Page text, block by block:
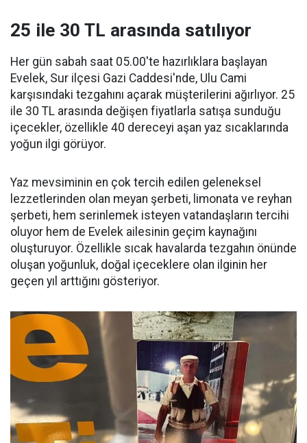
25 ile 30 TL arasında satılıyor
Her gün sabah saat 05.00'te hazırlıklara başlayan
Evelek, Sur ilçesi Gazi Caddesi'nde, Ulu Cami
karşısındaki tezgahını açarak müşterilerini ağırlıyor. 25
ile 30 TL arasında değişen fiyatlarla satışa sunduğu
içecekler, özellikle 40 dereceyi aşan yaz sıcaklarında
yoğun ilgi görüyor.
Yaz mevsiminin en çok tercih edilen geleneksel
lezzetlerinden olan meyan şerbeti, limonata ve reyhan
şerbeti, hem serinlemek isteyen vatandaşların tercihi
oluyor hem de Evelek ailesinin geçim kaynağını
oluşturuyor. Özellikle sıcak havalarda tezgahın önünde
oluşan yoğunluk, doğal içeceklere olan ilginin her
geçen yıl arttığını gösteriyor.